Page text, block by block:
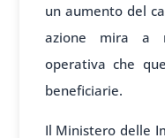
un aumento del
azione mira a
operativa che
beneficiarie.
Il Ministero delle